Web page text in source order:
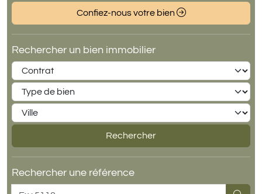
Confiez-nous votre bien
Rechercher un bien immobilier
Contrat
Type de bien
Ville
Rechercher
Rechercher une référence
Référence